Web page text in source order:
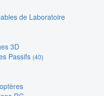
de Laboratoire
3D
Passifs (40)